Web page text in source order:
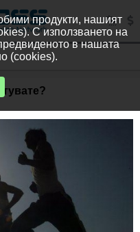
продукти, нашият
С използването на
в нашата
(cookies).